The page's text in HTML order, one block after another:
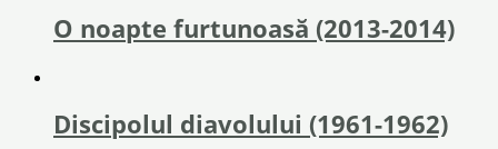
O noapte furtunoasă (2013-2014)
Discipolul diavolului (1961-1962)